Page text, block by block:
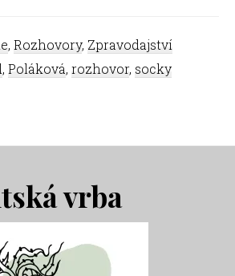
, Rozhovory, Zpravodajství
, Poláková, rozhovor, socky
vrba